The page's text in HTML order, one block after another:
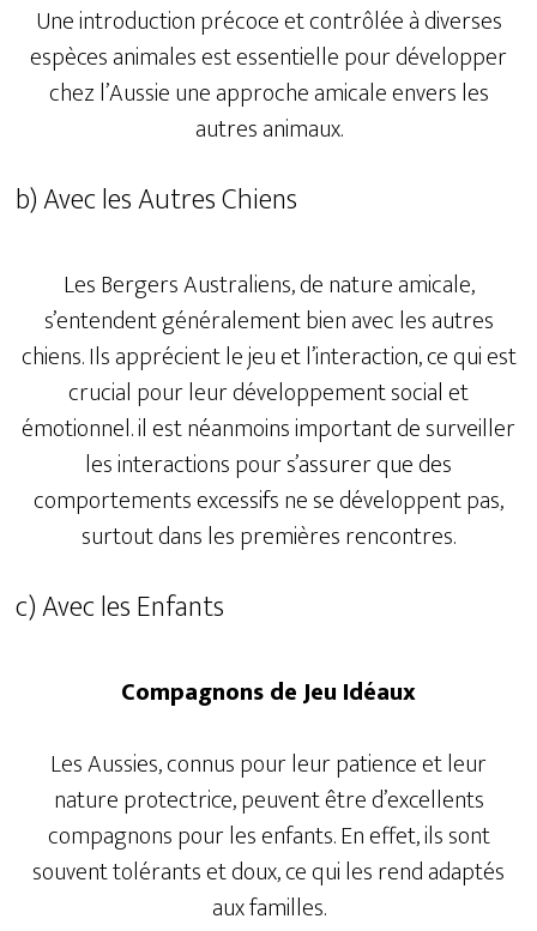
Une introduction précoce et contrôlée à diverses
espèces animales est essentielle pour développer
chez l’Aussie une approche amicale envers les
autres animaux.
b) Avec les Autres Chiens
Les Bergers Australiens, de nature amicale,
s’entendent généralement bien avec les autres
chiens. Ils apprécient le jeu et l’interaction, ce qui est
crucial pour leur développement social et
émotionnel. il est néanmoins important de surveiller
les interactions pour s’assurer que des
comportements excessifs ne se développent pas,
surtout dans les premières rencontres.
c) Avec les Enfants
Compagnons de Jeu Idéaux
Les Aussies, connus pour leur patience et leur
nature protectrice, peuvent être d’excellents
compagnons pour les enfants. En effet, ils sont
souvent tolérants et doux, ce qui les rend adaptés
aux familles.